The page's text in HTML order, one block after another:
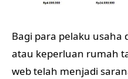
Bagi para pelaku
atau keperluan rumah
web telah menjadi